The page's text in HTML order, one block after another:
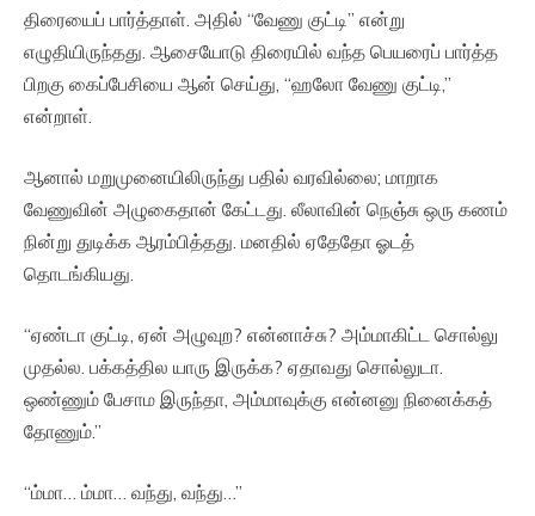
திரையைப் பார்த்தாள். அதில் “வேணு குட்டி” என்று
எழுதியிருந்தது. ஆசையோடு திரையில் வந்த பெயரைப் பார்த்த
பிறகு கைப்பேசியை ஆன் செய்து, “ஹலோ வேணு குட்டி,”
என்றாள்.
ஆனால் மறுமுனையிலிருந்து பதில் வரவில்லை; மாறாக
வேணுவின் அழுகைதான் கேட்டது. லீலாவின் நெஞ்சு ஒரு கணம்
நின்று துடிக்க ஆரம்பித்தது. மனதில் ஏதேதோ ஓடத்
தொடங்கியது.
“ஏண்டா குட்டி, ஏன் அழுவுற? என்னாச்சு? அம்மாகிட்ட சொல்லு
முதல்ல. பக்கத்தில யாரு இருக்க? ஏதாவது சொல்லுடா.
ஒண்ணும் பேசாம இருந்தா, அம்மாவுக்கு என்னனு நினைக்கத்
தோணும்.”
“ம்மா… ம்மா… வந்து, வந்து…”